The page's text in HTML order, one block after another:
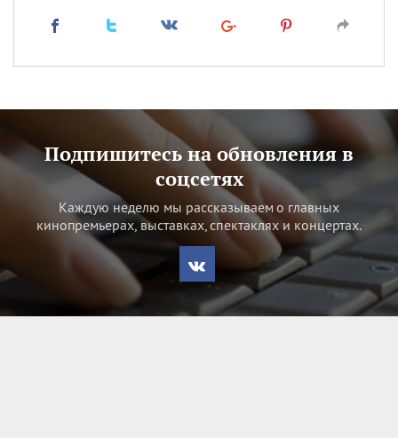
Подпишитесь на обновления в
соцсетях
Каждую неделю мы рассказываем о главных
кинопремьерах, выставках, спектаклях и концертах.